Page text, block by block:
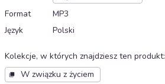
Format
MP3
Język
Polski
Kolekcje, w których znajdziesz ten produkt:
W związku z życiem